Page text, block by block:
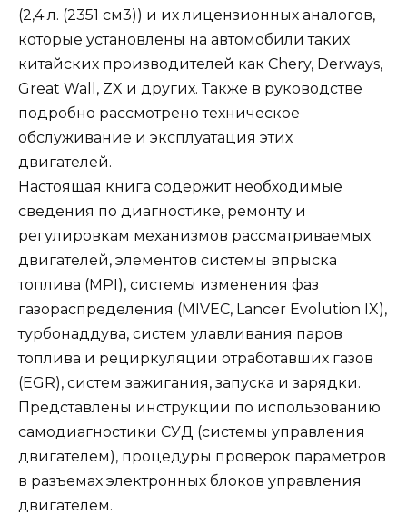
(2,4 л. (2351 см3)) и их лицензионных аналогов,
которые установлены на автомобили таких
китайских производителей как Chery, Derways,
Great Wall, ZX и других. Также в руководстве
подробно рассмотрено техническое
обслуживание и эксплуатация этих
двигателей.
Настоящая книга содержит необходимые
сведения по диагностике, ремонту и
регулировкам механизмов рассматриваемых
двигателей, элементов системы впрыска
топлива (MPI), системы изменения фаз
газораспределения (MIVEC, Lancer Evolution IX),
турбонаддува, систем улавливания паров
топлива и рециркуляции отработавших газов
(EGR), систем зажигания, запуска и зарядки.
Представлены инструкции по использованию
самодиагностики СУД (системы управления
двигателем), процедуры проверок параметров
в разъемах электронных блоков управления
двигателем.